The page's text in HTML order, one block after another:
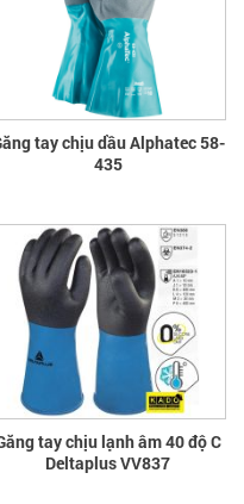
tay chịu dầu Alphatec 58-
435
tay chịu lạnh âm 40 độ C
Deltaplus VV837